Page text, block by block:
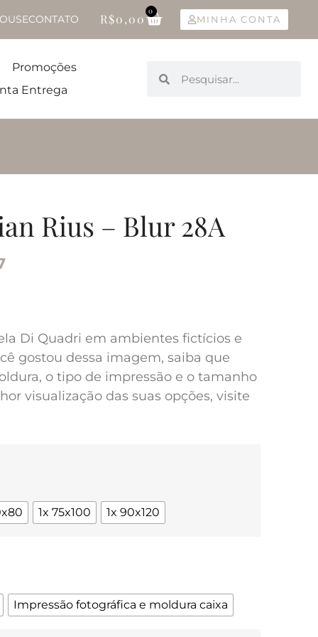
CONTATO R$0,00
0
MINHA CONTA
Promoções
Entrega
Rius – Blur 28A
Di Quadri em ambientes fictícios e
gostou dessa imagem, saiba que
o tipo de impressão e o tamanho
visualização das suas opções, visite
1x 75x100 1x 90x120
Impressão fotográfica e moldura caixa